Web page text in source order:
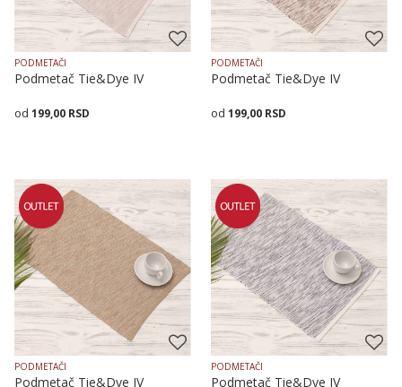
PODMETAČI
Podmetač Tie&Dye IV
199,00 RSD
Dodaj u korpu
PODMETAČI
Podmetač Tie&Dye IV
199,00 RSD
Dodaj u korpu
PODMETAČI
Podmetač Tie&Dye IV
PODMETAČI
Podmetač Tie&Dye IV